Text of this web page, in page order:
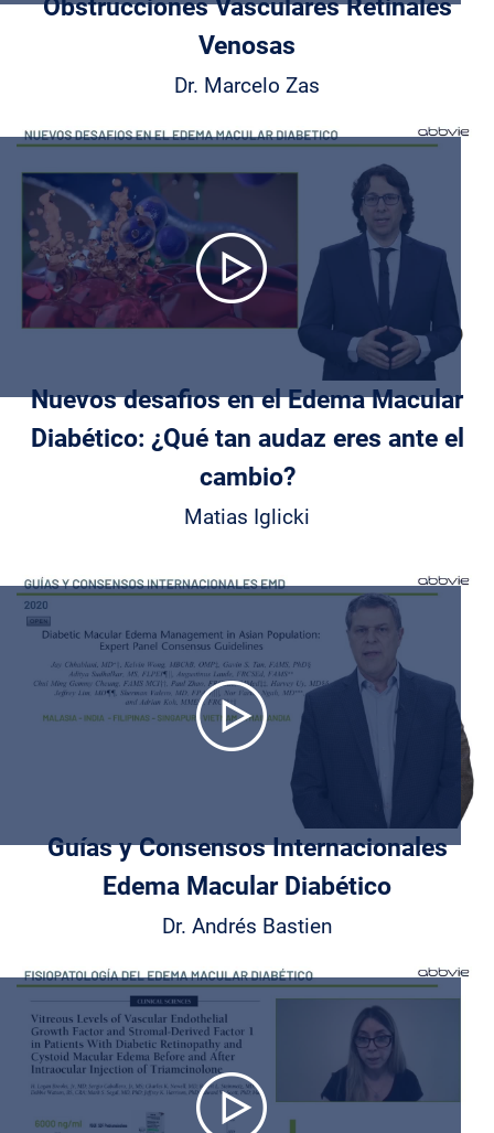
Obstrucciones Vasculares Retinales
Venosas
Dr. Marcelo Zas
Play
Nuevos desafios en el Edema Macular
Diabético: ¿Qué tan audaz eres ante el
cambio?
Matias Iglicki
Guías y Consensos Internacionales
Edema Macular Diabético
Dr. Andrés Bastien